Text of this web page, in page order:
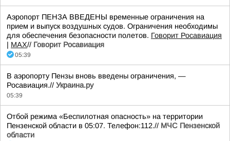
Аэропорт ПЕНЗА ВВЕДЕНЫ временные ограничения на
прием и выпуск воздушных судов. Ограничения необходимы
для обеспечения безопасности полетов. Говорит Росавиация
| MАХ// Говорит Росавиация
05:39
В аэропорту Пензы вновь введены ограничения, —
Росавиация.// Украина.ру
05:39
Отбой режима «Беспилотная опасность» на территории
Пензенской области в 05:07. Телефон:112.// МЧС Пензенской
области